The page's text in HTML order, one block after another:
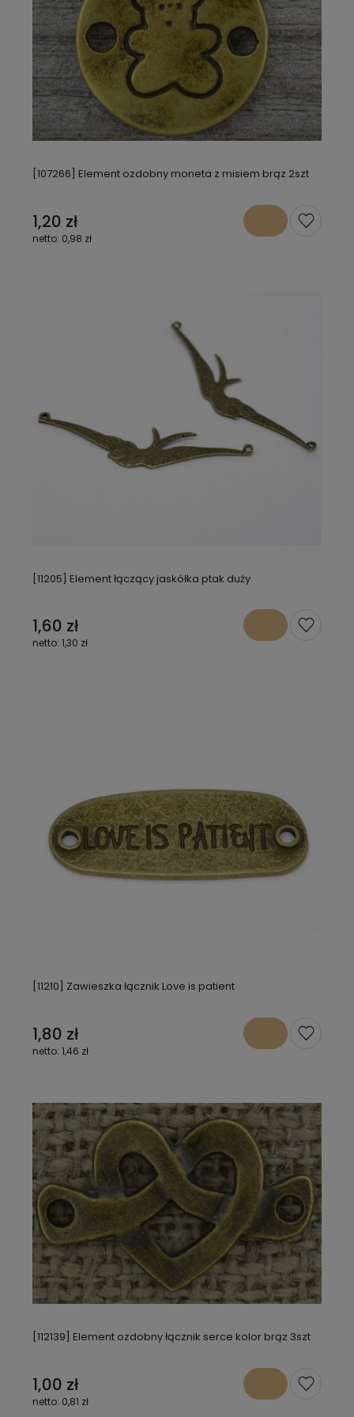
[107266] Element ozdobny moneta z misiem brąz 2szt
1,20 zł
0,98 zł
[11205] Element łączący jaskółka ptak duży
1,60 zł
1,30 zł
[11210] Zawieszka łącznik Love is patient
1,80 zł
1,46 zł
[112139] Element ozdobny łącznik serce kolor brąz 3szt
1,00 zł
0,81 zł